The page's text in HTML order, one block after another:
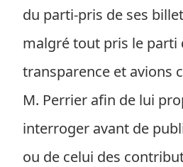
du parti-pris de ses
malgré tout pris le parti
transparence et avions
M. Perrier afin de lui
interroger avant de
ou de celui des